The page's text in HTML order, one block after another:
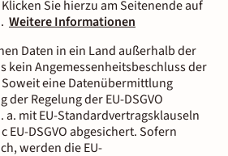
Sie hierzu am Seitenende auf
Weitere Informationen
Daten in ein Land außerhalb der
kein Angemessenheitsbeschluss der
eine Datenübermittlung
Regelung der EU-DSGVO
mit EU-Standardvertragsklauseln
EU-DSGVO abgesichert. Sofern
werden die EU-